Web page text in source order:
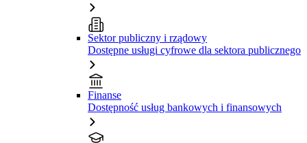
Sektor publiczny i rządowy
Dostępne usługi cyfrowe dla sektora publicznego
Finanse
Dostępność usług bankowych i finansowych